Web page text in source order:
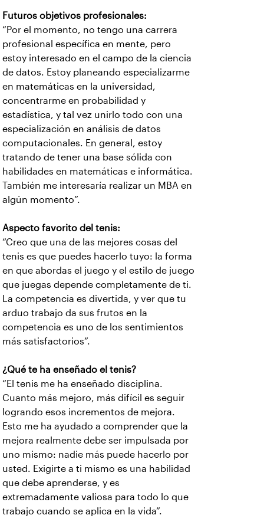
Futuros objetivos profesionales:
“Por el momento, no tengo una carrera
profesional específica en mente, pero
estoy interesado en el campo de la ciencia
de datos. Estoy planeando especializarme
en matemáticas en la universidad,
concentrarme en probabilidad y
estadística, y tal vez unirlo todo con una
especialización en análisis de datos
computacionales. En general, estoy
tratando de tener una base sólida con
habilidades en matemáticas e informática.
También me interesaría realizar un MBA en
algún momento”.
Aspecto favorito del tenis:
“Creo que una de las mejores cosas del
tenis es que puedes hacerlo tuyo: la forma
en que abordas el juego y el estilo de juego
que juegas depende completamente de ti.
La competencia es divertida, y ver que tu
arduo trabajo da sus frutos en la
competencia es uno de los sentimientos
más satisfactorios”.
¿Qué te ha enseñado el tenis?
“El tenis me ha enseñado disciplina.
Cuanto más mejoro, más difícil es seguir
logrando esos incrementos de mejora.
Esto me ha ayudado a comprender que la
mejora realmente debe ser impulsada por
uno mismo: nadie más puede hacerlo por
usted. Exigirte a ti mismo es una habilidad
que debe aprenderse, y es
extremadamente valiosa para todo lo que
trabajo cuando se aplica en la vida”.